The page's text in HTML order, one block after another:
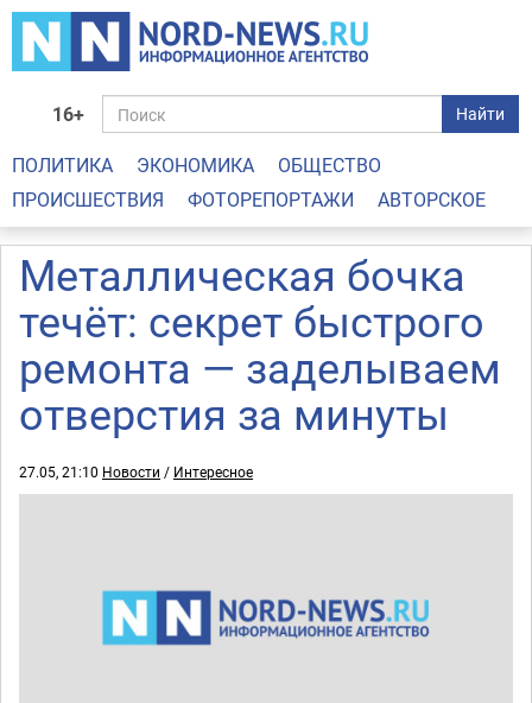
16+ Найти
ПОЛИТИКА ЭКОНОМИКА
ОБЩЕСТВО
ПРОИСШЕСТВИЯ
ФОТОРЕПОРТАЖИ АВТОРСКОЕ
Металлическая бочка
течёт: секрет быстрого
ремонта — заделываем
отверстия за минуты
27.05, 21:10 Новости / Интересное